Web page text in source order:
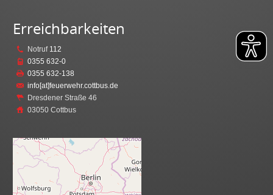
Erreichbarkeiten
Notruf 112
0355 632-0
0355 632-138
info[at]feuerwehr.cottbus.de
Dresdener Straße 46
03050 Cottbus